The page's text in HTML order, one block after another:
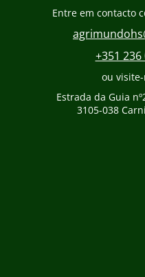
Entre em contacto
+351 236
ou
Estrada da Guia
3105-038